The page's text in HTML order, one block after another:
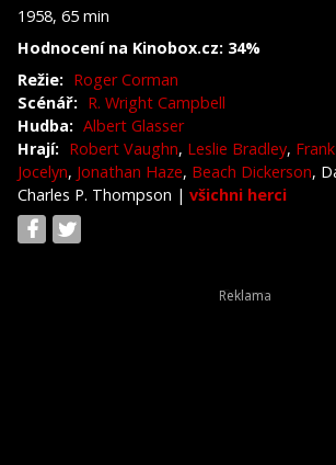
1958, 65 min
Hodnocení na Kinobox.cz: 34%
Režie: Roger Corman
Scénář: R. Wright Campbell
Hudba: Albert Glasser
Hrají: Robert Vaughn, Leslie Bradley,
Jocelyn, Jonathan Haze, Beach Dickerson,
Charles P. Thompson | všichni herci